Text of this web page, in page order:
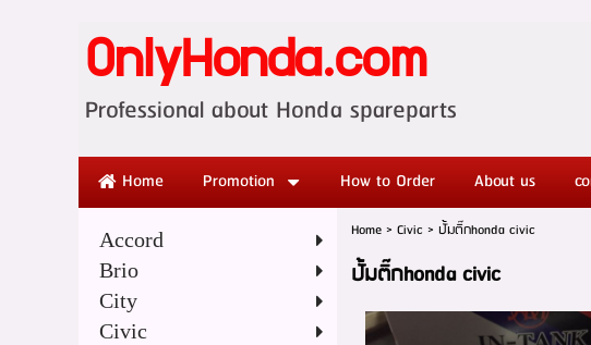
OnlyHonda.com
Professional about
Home Promotion How to Order About us
Accord
Brio
City
Civic
Home> Civic > ปั้มติ๊กhonda civic
ปั้มติ๊กhonda civic